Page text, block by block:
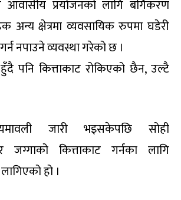
आवासीय प्रयोजनको लागि बर्गिकरण
अन्य क्षेत्रमा व्यवसायिक रुपमा घडेरी
नपाउने व्यवस्था गरेको छ ।
पनि कित्ताकाट रोकिएको छैन, उल्टै
जारी भइसकेपछि सोही
जग्गाको कित्ताकाट गर्नका लागि
हो ।